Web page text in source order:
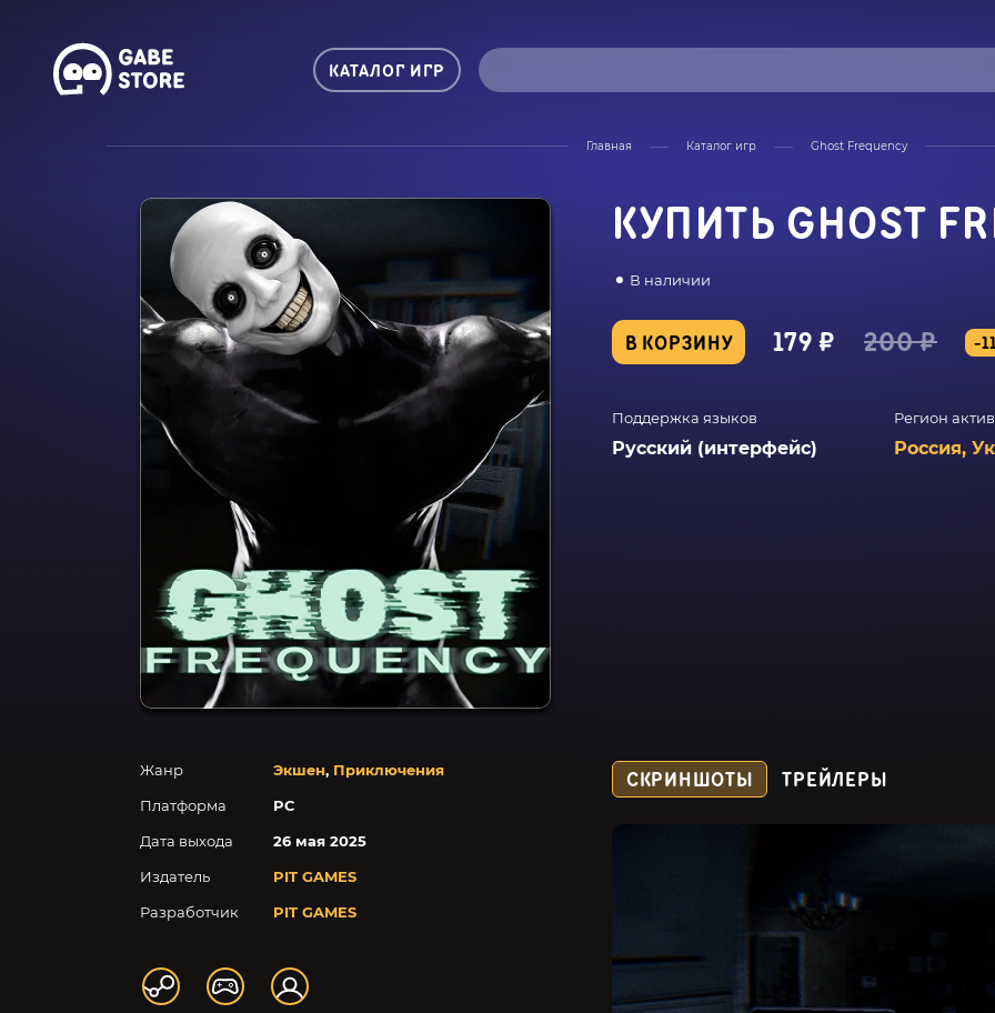
КАТАЛОГ ИГР
Главная Каталог игр Ghost Frequency
КУПИТЬ GHOST
В наличии
В КОРЗИНУ 179 ₽ 200 ₽ -
Поддержка языков
Русский (интерфейс)
Регион
Россия,
Жанр Экшен, Приключения
Платформа
PC
Дата выхода
26 мая 2025
Издатель
PIT GAMES
Разработчик
PIT GAMES
СКРИНШОТЫ ТРЕЙЛЕРЫ